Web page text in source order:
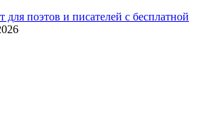
поэтов и писателей с бесплатной